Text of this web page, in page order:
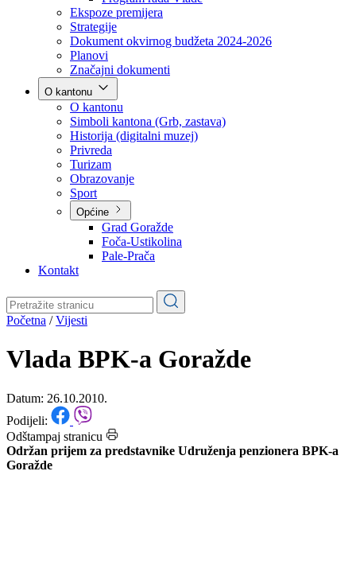
Vlada
Poslovnik
Program rada Vlade
Ekspoze premijera
Strategije
Dokument okvirnog budžeta 2024-2026
Planovi
Značajni dokumenti
O kantonu
O kantonu
Simboli kantona (Grb, zastava)
Historija (digitalni muzej)
Privreda
Turizam
Obrazovanje
Općine
Pale-Prača
Kontakt
Početna/ Vijesti
Vlada BPK-a Goražde
Datum: 26.10.2010.
Podijeli: